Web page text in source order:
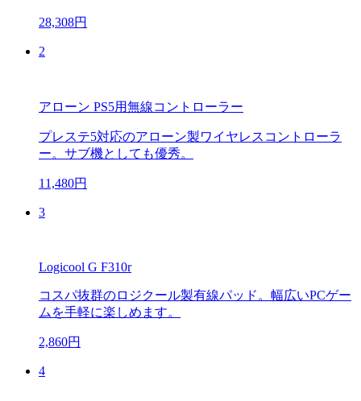
28,308円
2
アローン PS5用無線コントローラー
プレステ5対応のアローン製ワイヤレスコントローラ
ー。サブ機としても優秀。
11,480円
3
Logicool G F310r
コスパ抜群のロジクール製有線パッド。幅広いPCゲー
ムを手軽に楽しめます。
2,860円
4